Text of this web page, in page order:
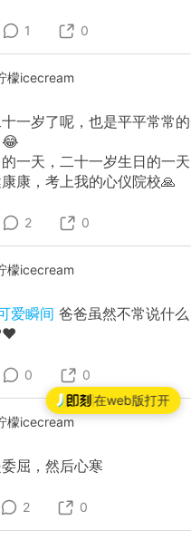
在web版打开
1 0
檬icecream
一岁了呢，也是平平常常
😂
一天，二十一岁生日的一
康，考上我的心仪院校🙏
2 0
檬icecream
爱瞬间 爸爸虽然不常说什
0 0
檬icecream
屈，然后心寒
2 0